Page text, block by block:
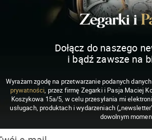
Dołącz do naszego
i bądź zawsze na
Wyrażam zgodę na przetwarzanie podanych
prywatności, przez firmę Zegarki i Pasja Maciej
Koszykowa 15a/5, w celu przesyłania mi
usługach, produktach i wydarzeniach
dowolnym